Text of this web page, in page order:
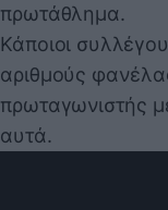
πρωτάθλημα.
Κάποιοι
αριθμούς
πρωταγωνιστής
αυτά.